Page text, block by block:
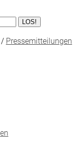
LOS!
/ Pressemitteilungen